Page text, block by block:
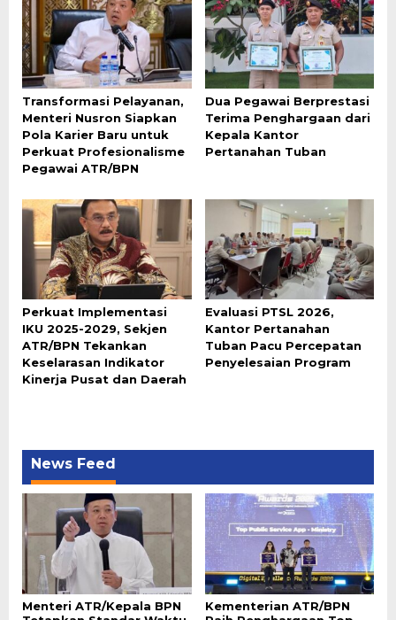
Transformasi Pelayanan,
Menteri Nusron Siapkan
Pola Karier Baru untuk
Perkuat Profesionalisme
Pegawai ATR/BPN
Dua Pegawai Berprestasi
Terima Penghargaan dari
Kepala Kantor
Pertanahan Tuban
Perkuat Implementasi
IKU 2025-2029, Sekjen
ATR/BPN Tekankan
Keselarasan Indikator
Kinerja Pusat dan Daerah
Evaluasi PTSL 2026,
Kantor Pertanahan
Tuban Pacu Percepatan
Penyelesaian Program
News Feed
Menteri ATR/Kepala BPN
Kementerian ATR/BPN